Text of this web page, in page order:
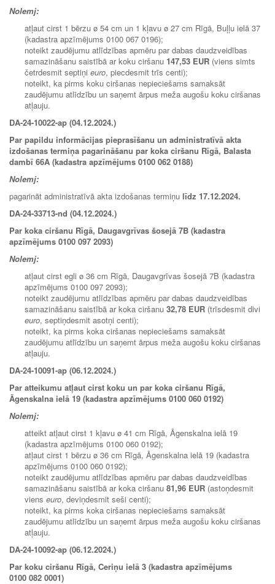
Nolemj:
atļaut cirst 1 bērzu ø 54 cm un 1 kļavu ø 27 cm Rīgā, Buļļu ielā 37
(kadastra apzīmējums 0100 067 0196);
noteikt zaudējumu atlīdzības apmēru par dabas daudzveidības
samazināšanu saistībā ar koku ciršanu 147,53 EUR (viens simts
četrdesmit septiņi euro, piecdesmit trīs centi);
noteikt, ka pirms koku ciršanas nepieciešams samaksāt
zaudējumu atlīdzību un saņemt ārpus meža augošu koku ciršanas
atļauju.
DA-24-10022-ap (04.12.2024.)
Par papildu informācijas pieprasīšanu un administratīvā akta
izdošanas termiņa pagarināšanu par koka ciršanu Rīgā, Balasta
dambī 66A (kadastra apzīmējums 0100 062 0188)
Nolemj:
pagarināt administratīvā akta izdošanas termiņu līdz 17.12.2024.
DA-24-33713-nd (04.12.2024.)
Par koka ciršanu Rīgā, Daugavgrīvas šosejā 7B (kadastra
apzīmējums 0100 097 2093)
Nolemj:
atļaut cirst egli ø 36 cm Rīgā, Daugavgrīvas šosejā 7B (kadastra
apzīmējums 0100 097 2093);
noteikt zaudējumu atlīdzības apmēru par dabas daudzveidības
samazināšanu saistībā ar koka ciršanu 32,78 EUR (trīsdesmit divi
euro, septiņdesmit asotņi centi);
noteikt, ka pirms koka ciršanas nepieciešams samaksāt
zaudējumu atlīdzību un saņemt ārpus meža augošu koku ciršanas
atļauju.
DA-24-10091-ap (06.12.2024.)
Par atteikumu atļaut cirst koku un par koka ciršanu Rīgā,
Āgenskalna ielā 19 (kadastra apzīmējums 0100 060 0192)
Nolemj:
atteikt atļaut cirst 1 kļavu ø 41 cm Rīgā, Āgenskalna ielā 19
(kadastra apzīmējums 0100 060 0192);
atļaut cirst 1 bērzu ø 36 cm Rīgā, Āgenskalna ielā 19 (kadastra
apzīmējums 0100 060 0192);
noteikt zaudējumu atlīdzības apmēru par dabas daudzveidības
samazināšanu saistībā ar koka ciršanu 81,96 EUR (astoņdesmit
viens euro, deviņdesmit seši centi);
noteikt, ka pirms koka ciršanas nepieciešams samaksāt
zaudējumu atlīdzību un saņemt ārpus meža augošu koku ciršanas
atļauju.
DA-24-10092-ap (06.12.2024.)
Par koku ciršanu Rīgā, Ceriņu ielā 3 (kadastra apzīmējums
0100 082 0001)